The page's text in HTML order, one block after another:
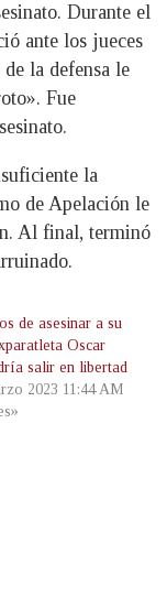
Durante el
ante los jueces
la defensa le
Fue
la
de Apelación le
Al final, terminó
de asesinar a su
Oscar
salir en libertad
2023 11:44 AM